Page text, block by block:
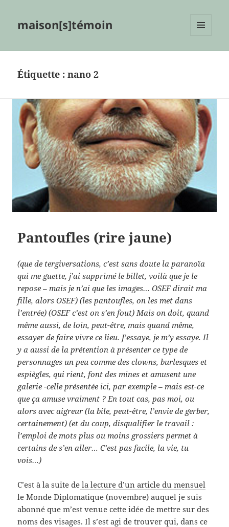
maison[s]témoin
Étiquette :nano 2
Pantoufles (rire jaune)
(que de tergiversations, c’est sans doute la paranoïa
qui me guette, j’ai supprimé le billet, voilà que je le
repose – mais je n’ai que les images… OSEF dirait ma
fille, alors OSEF) (les pantoufles, on les met dans
l’entrée) (OSEF c’est on s’en fout) Mais on doit, quand
même aussi, de loin, peut-être, mais quand même,
essayer de faire vivre ce lieu. J’essaye, je m’y essaye. Il
y a aussi de la prétention à présenter ce type de
personnages un peu comme des clowns, burlesques et
espiègles, qui rient, font des mines et amusent une
galerie -celle présentée ici, par exemple – mais est-ce
que ça amuse vraiment ? En tout cas, pas moi, ou
alors avec aigreur (la bile, peut-être, l’envie de gerber,
certainement) (et du coup, disqualifier le travail :
l’emploi de mots plus ou moins grossiers permet à
certains de s’en aller… C’est pas facile, la vie, tu
vois…)
C’est à la suite de la lecture d’un article du mensuel
le Monde Diplomatique (novembre) auquel je suis
abonné que m’est venue cette idée de mettre sur des
noms des visages. Il s’est agi de trouver qui, dans ce